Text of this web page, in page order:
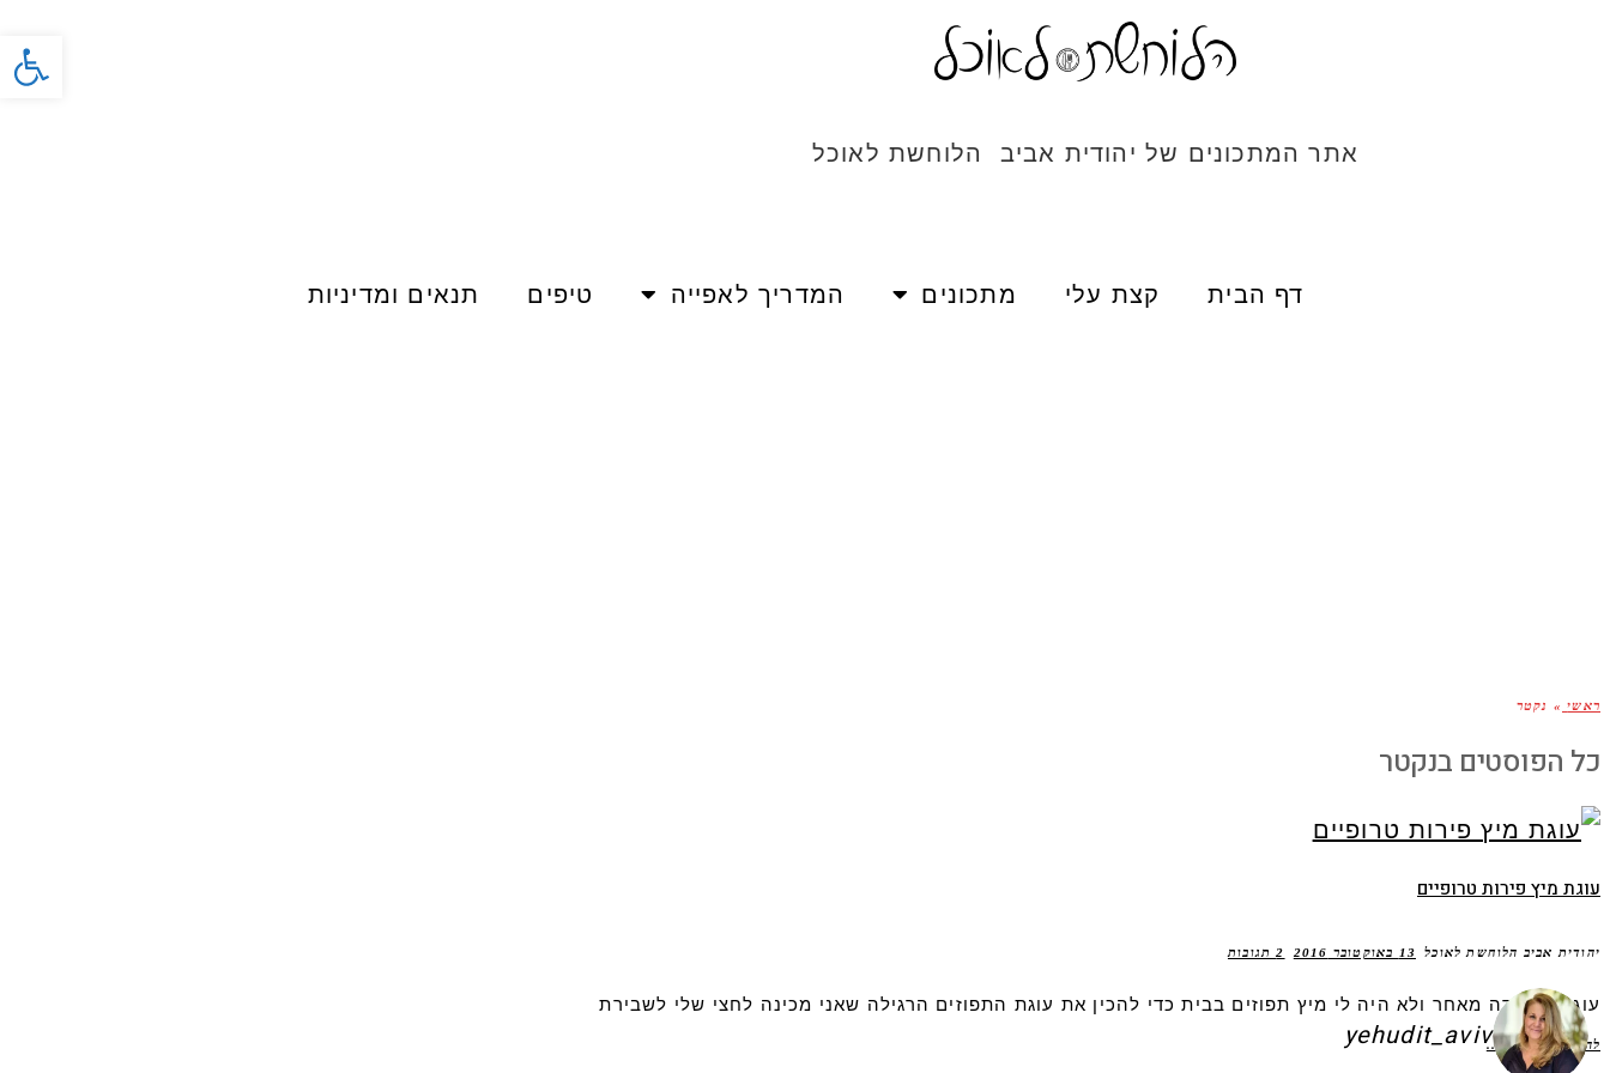
אתר המתכונים של יהודית אביב הלוחשת לאוכל
דף הבית קצת עלי מתכונים המדריך לאפייה טיפים תנאים ומדיניות
ראשי » נקטר
כל הפוסטים בנקטר
עוגת מיץ פירות טרופיים
יהודית אביב הלוחשת לאוכל 13 באוקטובר 2016 2 תגובות
עוגה שנולדה מאחר ולא היה לי מיץ תפוזים בבית כדי להכין את עוגת התפוזים הרגילה שאני מכינה לחצי שלי לשבירת
להמשך קריאה.....yehudit_aviv
פתח